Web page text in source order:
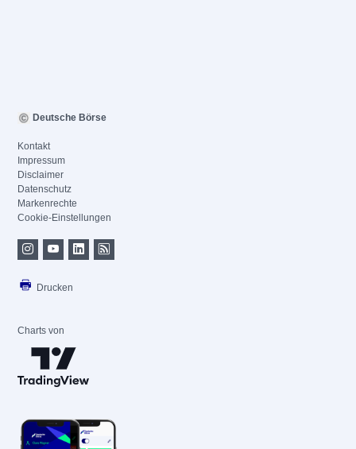
Deutsche Börse
Kontakt
Impressum
Disclaimer
Datenschutz
Markenrechte
Cookie-Einstellungen
Drucken
Charts von